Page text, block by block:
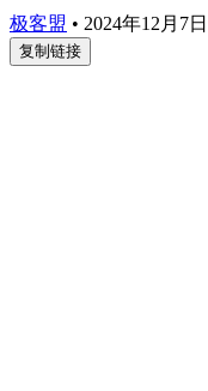
极客盟 • 2024年12月7
复制链接